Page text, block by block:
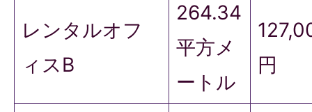
レンタルオフ
ィスB
264.34
平方メ
ートル
円